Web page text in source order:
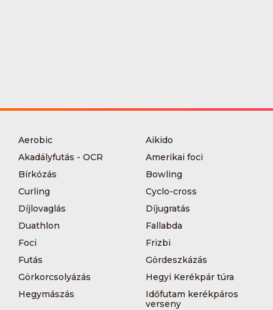
Aerobic
Aikido
Akadályfutás - OCR
Amerikai foci
Bírkózás
Bowling
Curling
Cyclo-cross
Díjlovaglás
Díjugratás
Duathlon
Fallabda
Foci
Frizbi
Futás
Gördeszkázás
Görkorcsolyázás
Hegyi Kerékpár túra
Hegymászás
Időfutam kerékpáros
verseny